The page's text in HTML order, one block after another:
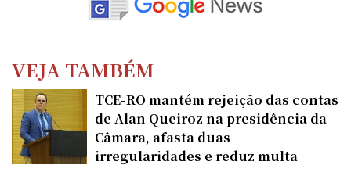
VEJA TAMBÉM
TCE-RO mantém rejeição das contas
de Alan Queiroz na presidência da
Câmara, afasta duas
irregularidades e reduz multa